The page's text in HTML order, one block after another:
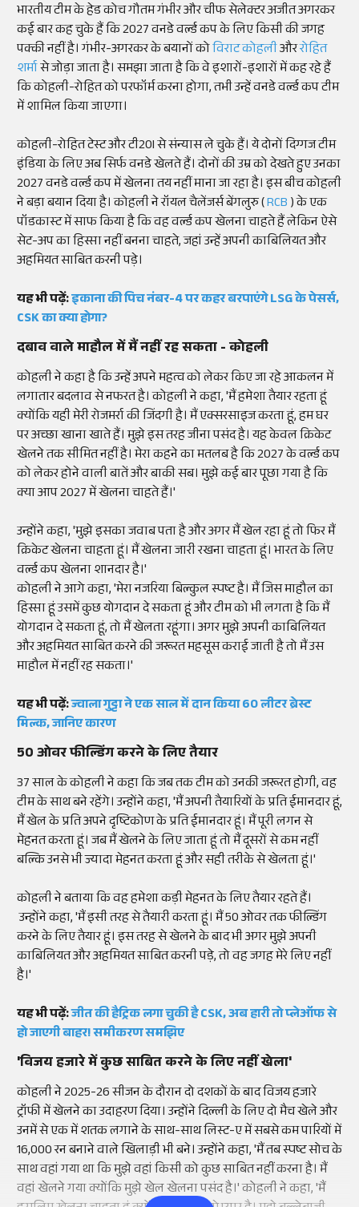
भारतीय टीम के हेड कोच गौतम गंभीर और चीफ सेलेक्टर अजीत अगरकर
कई बार कह चुके हैं कि 2027 वनडे वर्ल्ड कप के लिए किसी की जगह
पक्की नहीं है। गंभीर-अगरकर के बयानों कोविराट कोहलीऔररोहित
शर्मासे जोड़ा जाता है। समझा जाता है कि वे इशारों-इशारों में कह रहे हैं
कि कोहली-रोहित को परफॉर्म करना होगा, तभी उन्हें वनडे वर्ल्ड कप टीम
में शामिल किया जाएगा।
कोहली-रोहित टेस्ट और टी20I से संन्यास ले चुके हैं। ये दोनों दिग्गज टीम
इंडिया के लिए अब सिर्फ वनडे खेलते हैं। दोनों की उम्र को देखते हुए उनका
2027 वनडे वर्ल्ड कप में खेलना तय नहीं माना जा रहा है। इस बीच कोहली
ने बड़ा बयान दिया है। कोहली ने रॉयल चैलेंजर्स बेंगलुरु (RCB) के एक
पॉडकास्ट में साफ किया है कि वह वर्ल्ड कप खेलना चाहते हैं लेकिन ऐसे
सेट-अप का हिस्सा नहीं बनना चाहते, जहां उन्हें अपनी काबिलियत और
अहमियत साबित करनी पड़े।
यह भी पढ़ें:इकाना की पिच नंबर-4 पर कहर बरपाएंगे LSG के पेसर्स,
CSK का क्या होगा?
दबाव वाले माहौल में मैं नहीं रह सकता - कोहली
कोहली ने कहा है कि उन्हें अपने महत्व को लेकर किए जा रहे आकलन में
लगातार बदलाव से नफरत है। कोहली ने कहा, 'मैं हमेशा तैयार रहता हूं
क्योंकि यही मेरी रोजमर्रा की जिंदगी है। मैं एक्सरसाइज करता हूं, हम घर
पर अच्छा खाना खाते हैं। मुझे इस तरह जीना पसंद है। यह केवल क्रिकेट
खेलने तक सीमित नहीं है। मेरा कहने का मतलब है कि 2027 के वर्ल्ड कप
को लेकर होने वाली बातें और बाकी सब। मुझे कई बार पूछा गया है कि
क्या आप 2027 में खेलना चाहते हैं।'
उन्होंने कहा, 'मुझे इसका जवाब पता है और अगर मैं खेल रहा हूं तो फिर मैं
क्रिकेट खेलना चाहता हूं। मैं खेलना जारी रखना चाहता हूं। भारत के लिए
वर्ल्ड कप खेलना शानदार है।'
कोहली ने आगे कहा, 'मेरा नजरिया बिल्कुल स्पष्ट है। मैं जिस माहौल का
हिस्सा हूं उसमें कुछ योगदान दे सकता हूं और टीम को भी लगता है कि मैं
योगदान दे सकता हूं, तो मैं खेलता रहूंगा। अगर मुझे अपनी काबिलियत
और अहमियत साबित करने की जरूरत महसूस कराई जाती है तो मैं उस
माहौल में नहीं रह सकता।'
यह भी पढ़ें:ज्वाला गुट्टा ने एक साल में दान किया 60 लीटर ब्रेस्ट
मिल्क, जानिए कारण
50 ओवर फील्डिंग करने के लिए तैयार
37 साल के कोहली ने कहा कि जब तक टीम को उनकी जरूरत होगी, वह
टीम के साथ बने रहेंगे। उन्होंने कहा, 'मैं अपनी तैयारियों के प्रति ईमानदार हूं,
मैं खेल के प्रति अपने दृष्टिकोण के प्रति ईमानदार हूं। मैं पूरी लगन से
मेहनत करता हूं। जब मैं खेलने के लिए जाता हूं तो मैं दूसरों से कम नहीं
बल्कि उनसे भी ज्यादा मेहनत करता हूं और सही तरीके से खेलता हूं।'
कोहली ने बताया कि वह हमेशा कड़ी मेहनत के लिए तैयार रहते हैं।
उन्होंने कहा, 'मैं इसी तरह से तैयारी करता हूं। मैं 50 ओवर तक फील्डिंग
करने के लिए तैयार हूं। इस तरह से खेलने के बाद भी अगर मुझे अपनी
काबिलियत और अहमियत साबित करनी पड़े, तो वह जगह मेरे लिए नहीं
है।'
यह भी पढ़ें:जीत की हैट्रिक लगा चुकी है CSK, अब हारी तो प्लेऑफ से
हो जाएगी बाहर! समीकरण समझिए
'विजय हजारे में कुछ साबित करने के लिए नहीं खेला'
कोहली ने 2025-26 सीजन के दौरान दो दशकों के बाद विजय हजारे
ट्रॉफी में खेलने का उदाहरण दिया। उन्होंने दिल्ली के लिए दो मैच खेले और
उनमें से एक में शतक लगाने के साथ-साथ लिस्ट-ए में सबसे कम पारियों में
16,000 रन बनाने वाले खिलाड़ी भी बने। उन्होंने कहा, 'मैं तब स्पष्ट सोच के
साथ वहां गया था कि मुझे वहां किसी को कुछ साबित नहीं करना है। मैं
वहां खेलने गया क्योंकि मुझे खेल खेलना पसंद है।' कोहली ने कहा, 'मैं